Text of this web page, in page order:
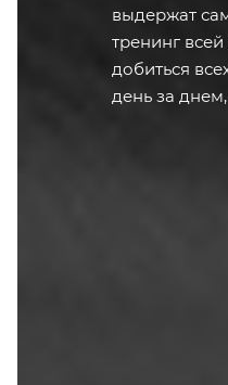
выдержат
тренинг
добиться
день за